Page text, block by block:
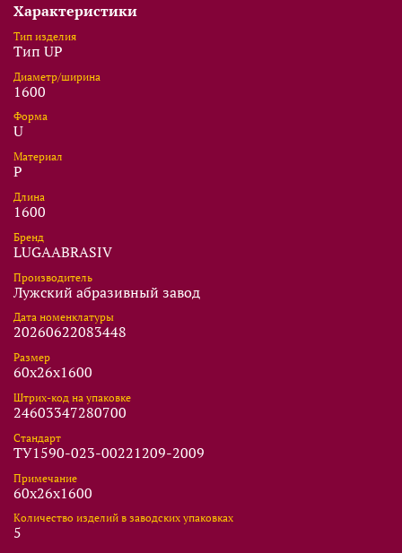
Характеристики
Тип изделия
Тип UP
Диаметр/ширина
1600
Форма
U
Материал
P
Длина
1600
Бренд
LUGAABRASIV
Производитель
Лужский абразивный завод
Дата номенклатуры
20260622083448
Размер
60x26x1600
Штрих-код на упаковке
24603347280700
Стандарт
ТУ1590-023-00221209-2009
Примечание
60x26x1600
Количество изделий в заводских упаковках
5